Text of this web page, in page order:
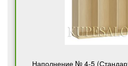
Наполнение № 4-5